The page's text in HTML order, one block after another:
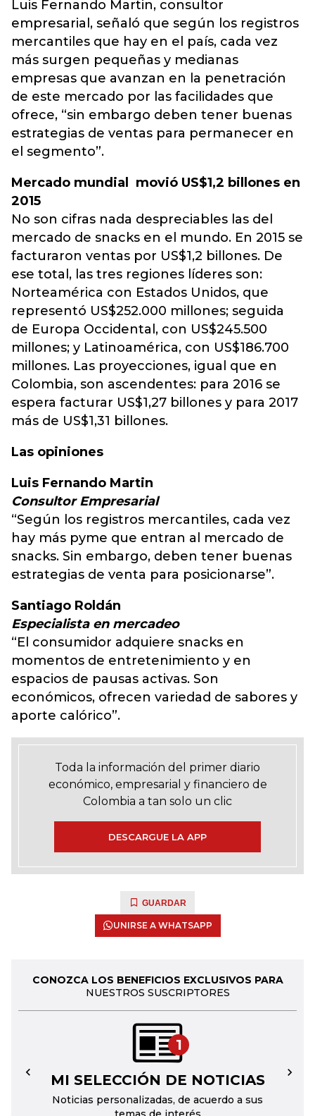
Luis Fernando Martin, consultor
empresarial, señaló que según los registros
mercantiles que hay en el país, cada vez
más surgen pequeñas y medianas
empresas que avanzan en la penetración
de este mercado por las facilidades que
ofrece, “sin embargo deben tener buenas
estrategias de ventas para permanecer en
el segmento”.
Mercado mundial movió US$1,2 billones en
2015
No son cifras nada despreciables las del
mercado de snacks en el mundo. En 2015 se
facturaron ventas por US$1,2 billones. De
ese total, las tres regiones líderes son:
Norteamérica con Estados Unidos, que
representó US$252.000 millones; seguida
de Europa Occidental, con US$245.500
millones; y Latinoamérica, con US$186.700
millones. Las proyecciones, igual que en
Colombia, son ascendentes: para 2016 se
espera facturar US$1,27 billones y para 2017
más de US$1,31 billones.
Las opiniones
Luis Fernando Martin
Consultor Empresarial
“Según los registros mercantiles, cada vez
hay más pyme que entran al mercado de
snacks. Sin embargo, deben tener buenas
estrategias de venta para posicionarse”.
Santiago Roldán
Especialista en mercadeo
“El consumidor adquiere snacks en
momentos de entretenimiento y en
espacios de pausas activas. Son
económicos, ofrecen variedad de sabores y
aporte calórico”.
Toda la información del primer diario
económico, empresarial y financiero de
Colombia a tan solo un clic
DESCARGUE LA APP
GUARDAR
UNIRSE A WHATSAPP
CONOZCA LOS BENEFICIOS EXCLUSIVOS PARA
NUESTROS SUSCRIPTORES
1
MI SELECCIÓN DE NOTICIAS
Noticias personalizadas, de acuerdo a sus
← →